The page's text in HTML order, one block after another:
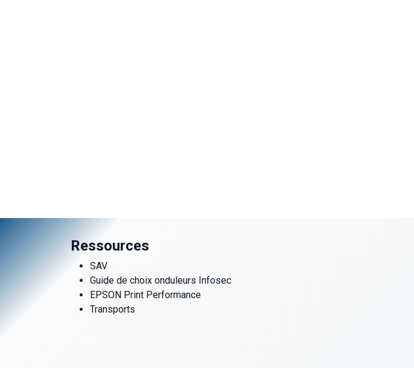
Ressources
SAV
Guide de choix onduleurs Infosec
EPSON Print Performance
Transports